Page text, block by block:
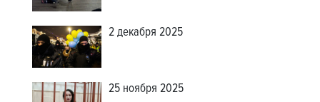
2 декабря 2025
25 ноября 2025